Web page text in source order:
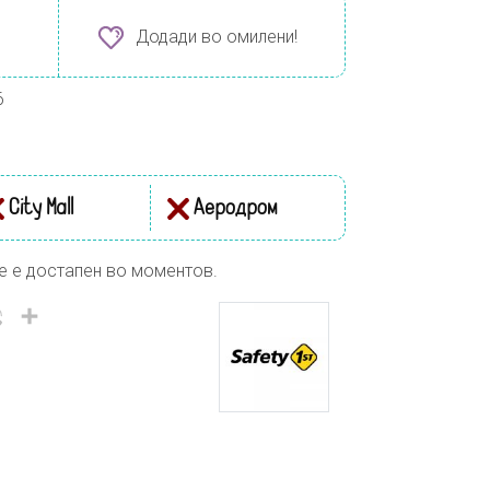
Додади во омилени!
City Mall Аеродром
е достапен во моментов.
Viber